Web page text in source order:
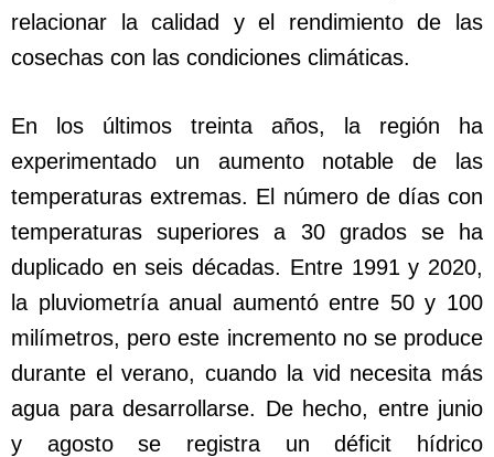
relacionar la calidad y el rendimiento de las
cosechas con las condiciones climáticas.
En los últimos treinta años, la región ha
experimentado un aumento notable de las
temperaturas extremas. El número de días con
temperaturas superiores a 30 grados se ha
duplicado en seis décadas. Entre 1991 y 2020,
la pluviometría anual aumentó entre 50 y 100
milímetros, pero este incremento no se produce
durante el verano, cuando la vid necesita más
agua para desarrollarse. De hecho, entre junio
y agosto se registra un déficit hídrico